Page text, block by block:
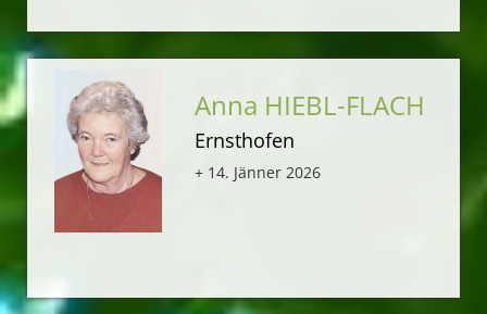
Anna HIEBL-FLACH
Ernsthofen
+ 14. Jänner 2026